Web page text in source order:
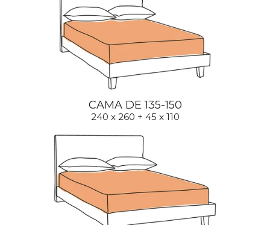
CAMA DE 135-150
240 x 260 + 45 x 110